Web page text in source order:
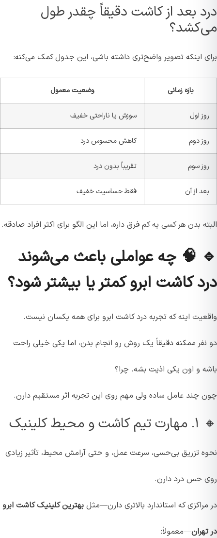
درد بعد از کاشت دقیقاً چقدر طول
می‌کشد؟
برای اینکه تصویر واضح‌تری داشته باشی، این جدول کمک می‌کنه:
بازه زمانی وضعیت معمول
روز اول سوزش یا ناراحتی خفیف
روز دوم کاهش محسوس درد
روز سوم تقریباً بدون درد
بعد از آن فقط حساسیت خفیف
البته بدن هر کسی یه کم فرق داره، اما این الگو برای اکثر افراد صادقه.
🔹 🧠 چه عواملی باعث می‌شوند
درد کاشت ابرو کمتر یا بیشتر شود؟
واقعیت اینه که تجربه درد کاشت ابرو برای همه یکسان نیست.
دو نفر ممکنه دقیقاً یک روش رو انجام بدن، اما یکی خیلی راحت
باشه و اون یکی اذیت بشه. چرا؟
چون چند عامل ساده ولی مهم روی این تجربه اثر مستقیم دارن.
🔸 ۱. مهارت تیم کاشت و محیط کلینیک
نحوه تزریق بی‌حسی، سرعت عمل، و حتی آرامش محیط، تأثیر زیادی
روی حس درد دارن.
در مراکزی که استاندارد بالاتری دارن—مثل بهترین کلینیک‌ کاشت ابرو
در تهران—معمولاً: